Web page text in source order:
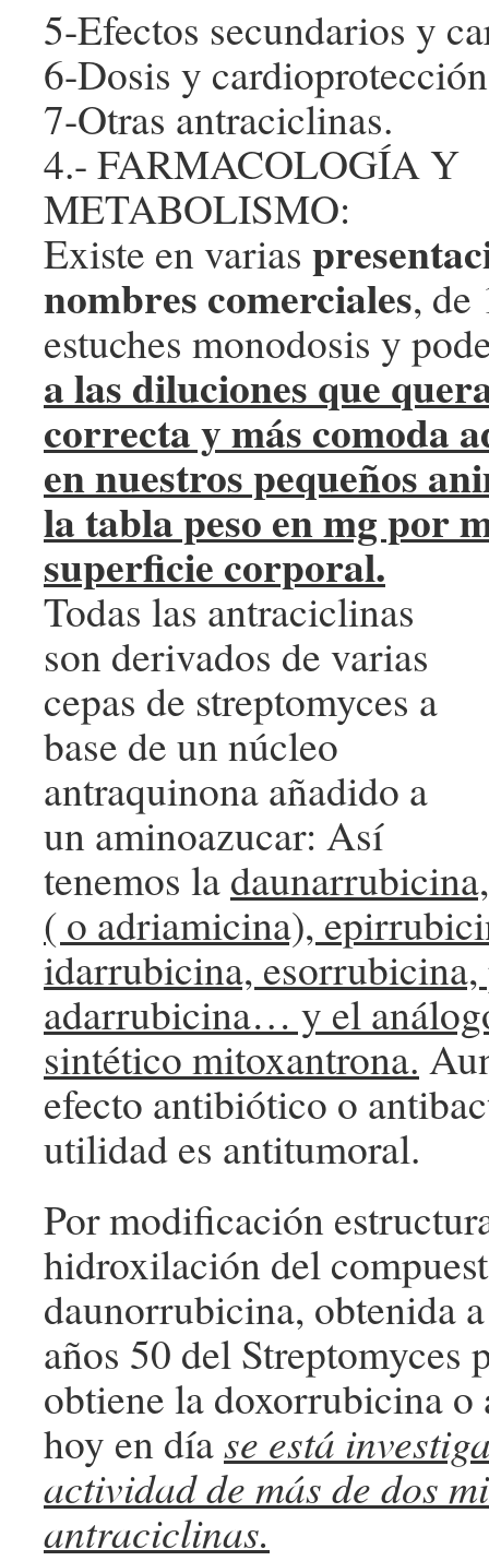
5-Efectos secundarios y
6-Dosis y
7-Otras antraciclinas.
4.- FARMACOLOGÍA Y
METABOLISMO:
Existe en varias
nombres comerciales, de
estuches monodosis y
a las diluciones que
correcta y más comoda
en nuestros pequeños
la tabla peso en mg por
superficie corporal.
Todas las antraciclinas
son derivados de varias
cepas de streptomyces a
base de un núcleo
antraquinona añadido a
un aminoazucar: Así
tenemos la
( o adriamicina),
idarrubicina,
adarrubicina… y el
sintético mitoxantrona.
efecto antibiótico o
utilidad es antitumoral.
Por modificación
hidroxilación del
daunorrubicina, obtenida
años 50 del Streptomyces
obtiene la doxorrubicina
hoy en díase está
actividad de más de dos
antraciclinas.